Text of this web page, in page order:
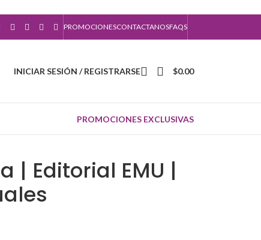
PROMOCIONESCONTACTANOSFAQS
INICIAR SESIÓN / REGISTRARSE $0.00
PROMOCIONES EXCLUSIVAS
| Editorial EMU |